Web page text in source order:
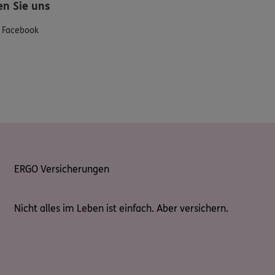
Sie uns
Facebook
ERGO Versicherungen
Nicht alles im Leben ist einfach. Aber versichern.